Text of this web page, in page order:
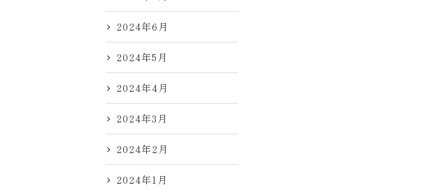
2024年6月
2024年5月
2024年4月
2024年3月
2024年2月
2024年1月